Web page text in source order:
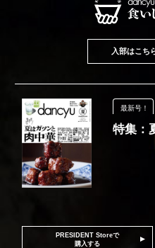
入部はこち
最新号！
特集：
PRESIDENT Storeで
購入する